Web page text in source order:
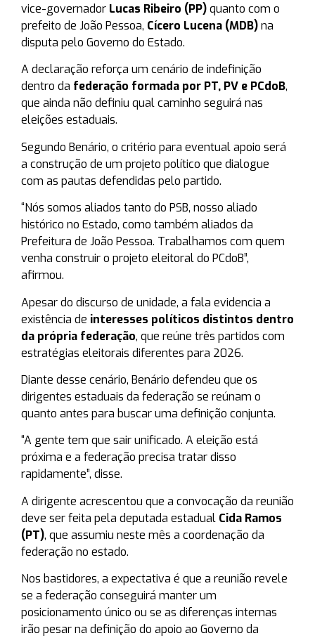
vice-governador Lucas Ribeiro (PP)quanto com o
prefeito de João Pessoa, Cícero Lucena (MDB)na
disputa pelo Governo do Estado.
A declaração reforça um cenário de indefinição
dentro da federação formada por PT, PV e PCdoB,
que ainda não definiu qual caminho seguirá nas
eleições estaduais.
Segundo Benário, o critério para eventual apoio será
a construção de um projeto político que dialogue
com as pautas defendidas pelo partido.
“Nós somos aliados tanto do PSB, nosso aliado
histórico no Estado, como também aliados da
Prefeitura de João Pessoa. Trabalhamos com quem
venha construir o projeto eleitoral do PCdoB”,
afirmou.
Apesar do discurso de unidade, a fala evidencia a
existência de interesses políticos distintos dentro
da própria federação, que reúne três partidos com
estratégias eleitorais diferentes para 2026.
Diante desse cenário, Benário defendeu que os
dirigentes estaduais da federação se reúnam o
quanto antes para buscar uma definição conjunta.
“A gente tem que sair unificado. A eleição está
próxima e a federação precisa tratar disso
rapidamente”, disse.
A dirigente acrescentou que a convocação da reunião
deve ser feita pela deputada estadual Cida Ramos
(PT), que assumiu neste mês a coordenação da
federação no estado.
Nos bastidores, a expectativa é que a reunião revele
se a federação conseguirá manter um
posicionamento único ou se as diferenças internas
irão pesar na definição do apoio ao Governo da